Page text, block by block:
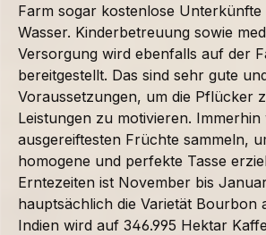
Farm sogar kostenlose
Wasser. Kinderbetreuung sowie
Versorgung wird ebenfalls auf der
bereitgestellt. Das sind sehr gute
Voraussetzungen, um die Pflücker
Leistungen zu motivieren.
ausgereiftesten Früchte sammeln,
homogene und perfekte Tasse
Erntezeiten ist November bis
hauptsächlich die Varietät Bourbon
Indien wird auf 346.995 Hektar